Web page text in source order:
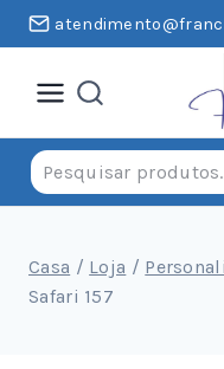
Pular
para
conteúdo
Pesquisar
por:
Casa / Loja /
Safari 157